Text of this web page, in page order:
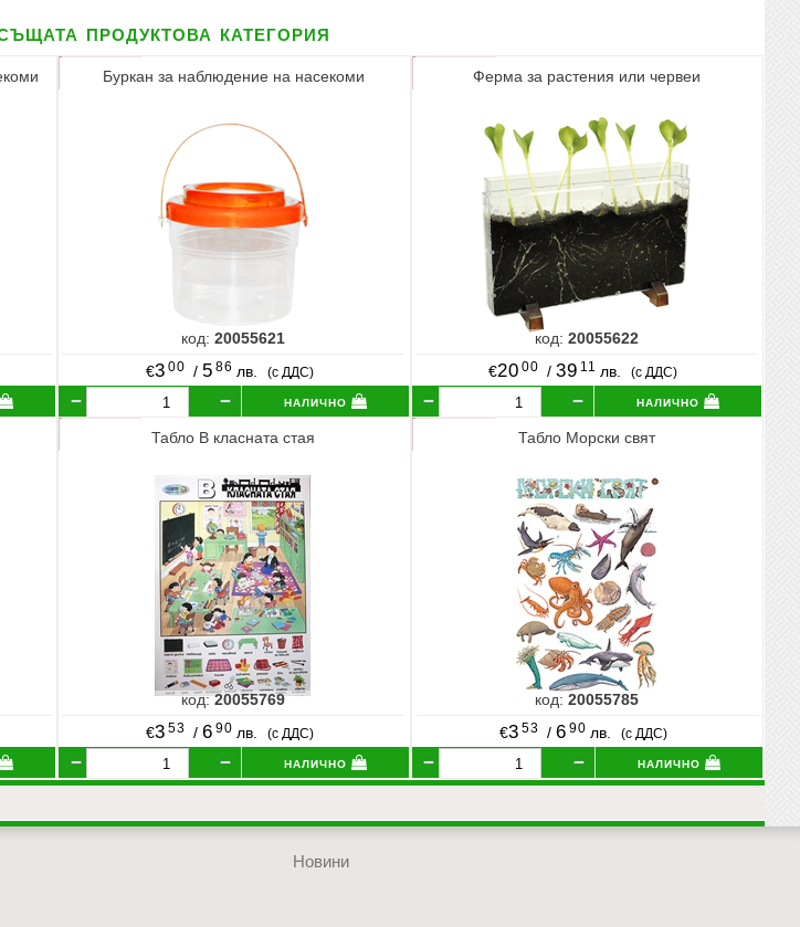
продуктова категория
Буркан за наблюдение на насекоми
код:20055621
€3 00 / 5 86 лв. (с ДДС)
налично
Ферма за растения или червеи
код: 20055622
€20 00 /39 11 лв. (с ДДС)
налично
Табло В класната стая
код:20055769
€3 53 /6 90 лв. (с ДДС)
налично
Табло Морски свят
код:20055785
€3 53 /6 90 лв. (с ДДС)
налично
Новини